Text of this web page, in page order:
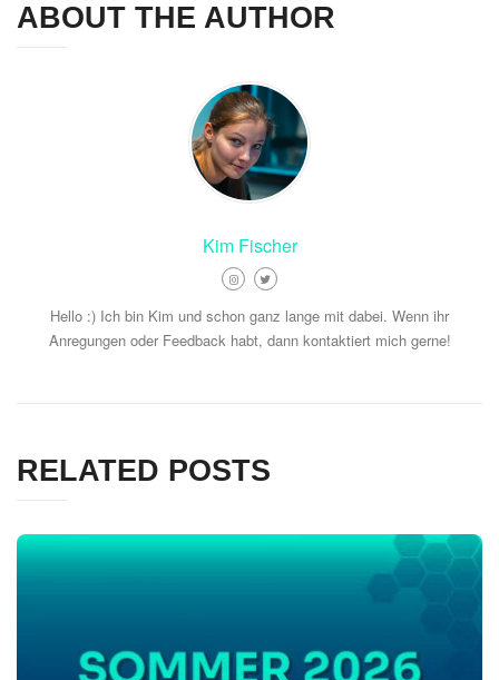
ABOUT THE AUTHOR
Kim Fischer
Hello :) Ich bin Kim und schon ganz lange mit dabei. Wenn ihr
Anregungen oder Feedback habt, dann kontaktiert mich gerne!
RELATED POSTS